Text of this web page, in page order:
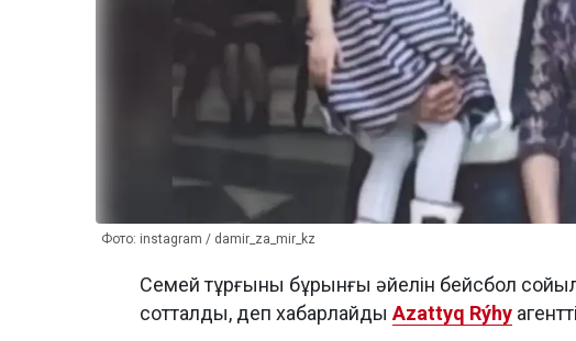
Фото: instagram / damir_za_mir_kz
Семей тұрғыны бұрынғы әйелін бейсбол
сотталды, деп хабарлайды Azattyq Rýhy